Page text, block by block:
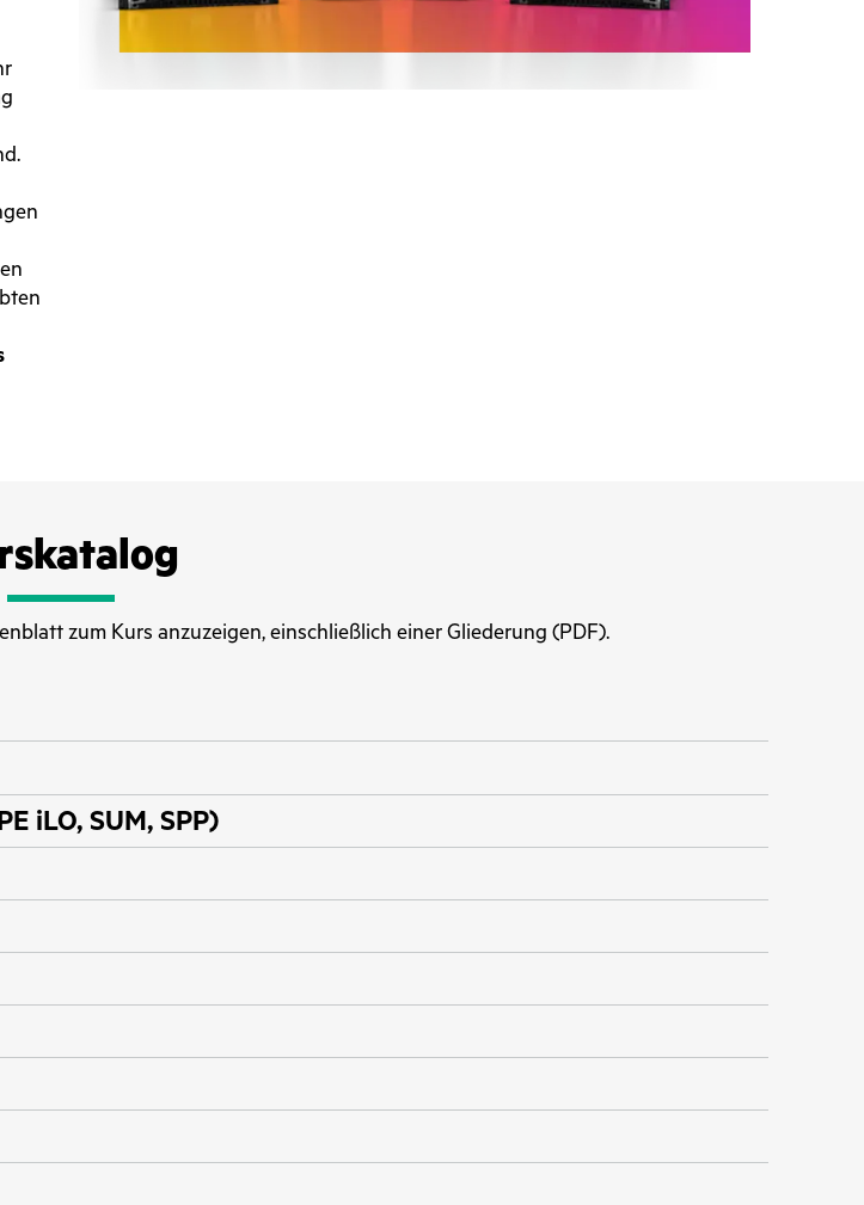
zum Kurs anzuzeigen, einschließlich einer Gliederung (PDF).
iLO, SUM, SPP)